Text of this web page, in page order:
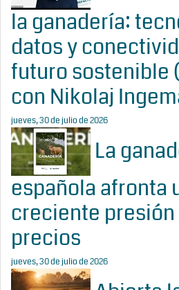
la ganadería:
datos y
futuro sostenible
con Nikolaj
jueves, 30 de julio de 2026
La
española afronta
creciente
precios
jueves, 30 de julio de 2026